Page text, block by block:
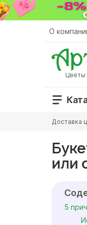
Перейти
к
О
Цветы
здесь
Доставка
или
5